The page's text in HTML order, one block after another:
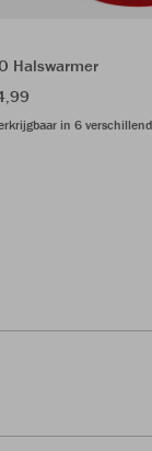
Halswarmer
in 6